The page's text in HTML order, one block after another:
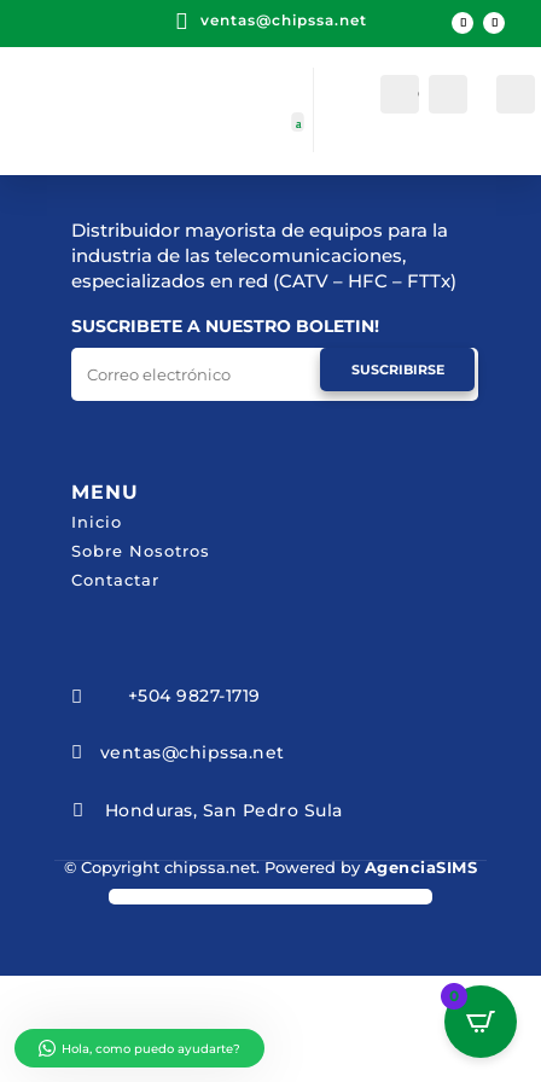
 ventas@chipssa.net
Cuenta
Distribuidor mayorista de equipos para la
industria de las telecomunicaciones,
especializados en red (CATV – HFC – FTTx)
SUSCRIBETE A NUESTRO BOLETIN!
SUSCRIBIRSE
MENU
Inicio
Sobre Nosotros
Contactar
 +504 9827-1719
 ventas@chipssa.net
 Honduras, San Pedro Sula
© Copyright chipssa.net. Powered byAgenciaSIMS
Hola, como puedo ayudarte?
0